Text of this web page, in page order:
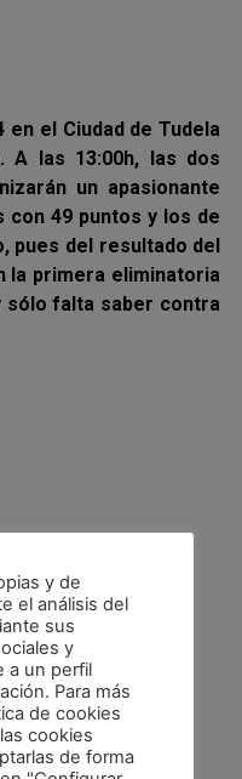
el Ciudad de Tudela
las 13:00h, las dos
un apasionante
con 49 puntos y los de
pues del resultado del
la primera eliminatoria
sólo falta saber contra
y de
el análisis del
sus
y
a un perfil
Para más
de cookies
cookies
de forma